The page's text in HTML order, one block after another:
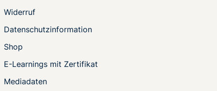
Widerruf
Datenschutzinformation
Shop
E-Learnings mit Zertifikat
Mediadaten